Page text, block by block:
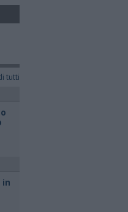
tutti
in